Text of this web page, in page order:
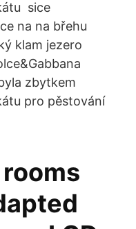
sice
na na břehu
klam jezero
zbytkem
pro pěstování